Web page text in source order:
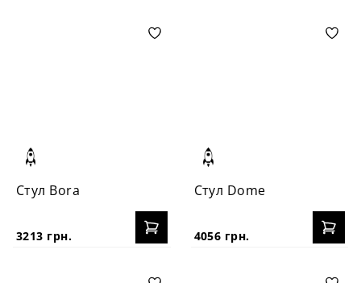
Стул Bora
3213 грн.
Стул Dome
4056 грн.